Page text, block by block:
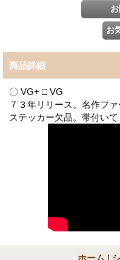
商品詳細
〇 VG+ □ VG
７３年リリース。名作フ
ステッカー欠品。帯付いて
ホーム |